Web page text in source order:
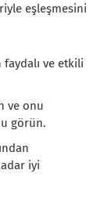
eşleşmesini
ve etkili
ve onu
görün.
iyi